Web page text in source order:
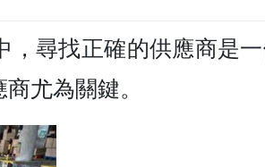
尋找正確的供應商是
尤為關鍵。